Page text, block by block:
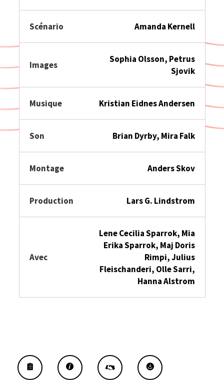
Scénario Amanda Kernell
Images
Sophia Olsson, Petrus
Sjovik
Musique Kristian Eidnes Andersen
Son Brian Dyrby, Mira Falk
Montage Anders Skov
Production Lars G. Lindstrom
Avec
Lene Cecilia Sparrok, Mia
Erika Sparrok, Maj Doris
Rimpi, Julius
Fleischanderi, Olle Sarri,
Hanna Alstrom